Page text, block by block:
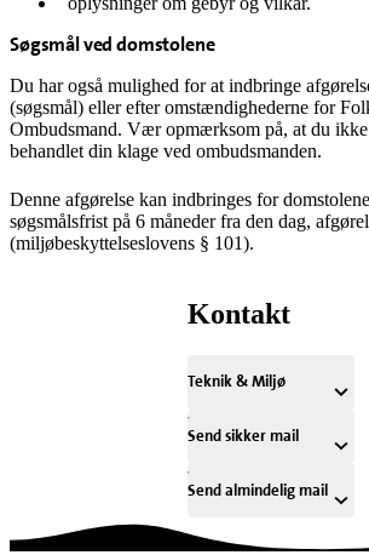
Søgsmål ved domstolene
Du har også mulighed for at indbringe
(søgsmål) eller efter omstændighederne for
Ombudsmand. Vær opmærksom på, at du
behandlet din klage ved ombudsmanden.
Denne afgørelse kan indbringes for
søgsmålsfrist på 6 måneder fra den dag,
(miljøbeskyttelseslovens § 101).
Kontakt
Teknik & Miljø
Send sikker mail
Send almindelig mail